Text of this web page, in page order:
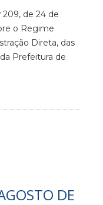
209, de 24 de
o Regime
Direta, das
Prefeitura de
DE